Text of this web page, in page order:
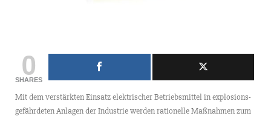
0
SHARES
Mit dem verstärkten Einsatz elektrischer Betriebsmittel in explosions-
gefährdeten Anlagen der Industrie werden rationelle Maßnahmen zum